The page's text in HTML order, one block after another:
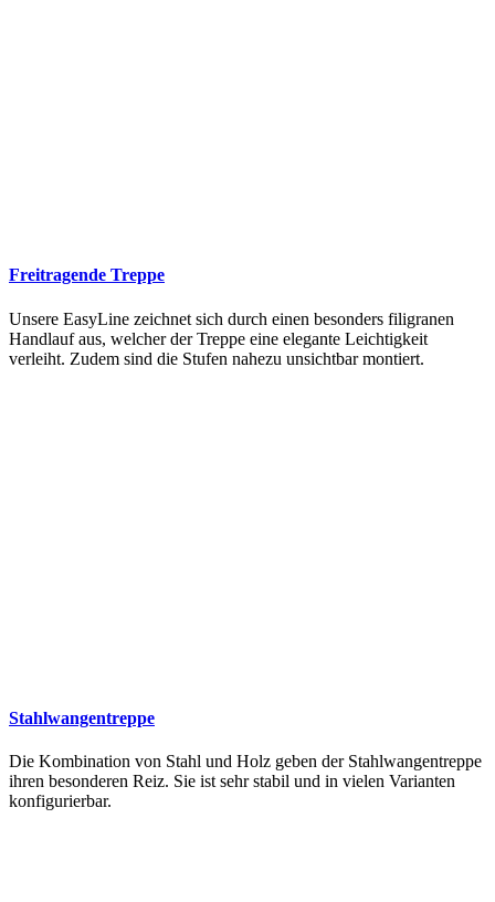
Freitragende Treppe
Unsere EasyLine zeichnet sich durch einen besonders filigranen
Handlauf aus, welcher der Treppe eine elegante Leichtigkeit
verleiht. Zudem sind die Stufen nahezu unsichtbar montiert.
Stahlwangentreppe
Die Kombination von Stahl und Holz geben der Stahlwangentreppe
ihren besonderen Reiz. Sie ist sehr stabil und in vielen Varianten
konfigurierbar.